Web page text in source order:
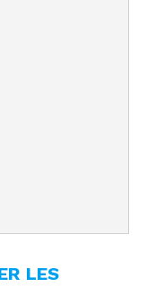
LES